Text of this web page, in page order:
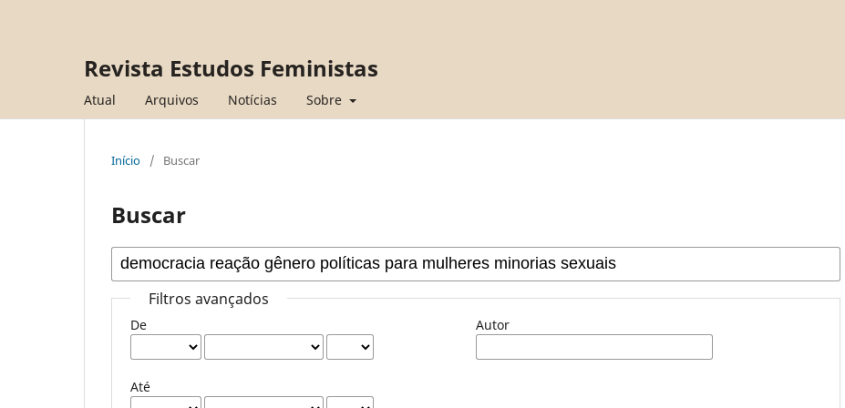
Revista Estudos Feministas
Atual Arquivos Notícias Sobre
Início / Buscar
Buscar
Filtros avançados
De
Até
Autor